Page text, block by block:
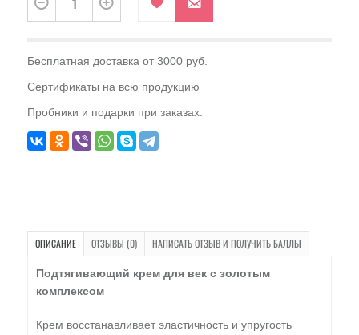
Бесплатная доставка от 3000 руб.
Сертификаты на всю продукцию
Пробники и подарки при заказах.
ОПИСАНИЕ ОТЗЫВЫ (0) НАПИСАТЬ ОТЗЫВ И ПОЛУЧИТЬ БАЛЛЫ
Подтя­гивающий крем для век с золотым
комплексом
Крем восста­навливает эластичность и упругость